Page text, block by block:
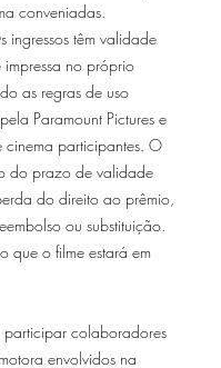
conveniadas.
ingressos têm validade
no próprio
as regras de uso
Paramount Pictures e
cinema participantes. O
do prazo de validade
do direito ao prêmio,
ou substituição.
que o filme estará em
colaboradores
envolvidos na